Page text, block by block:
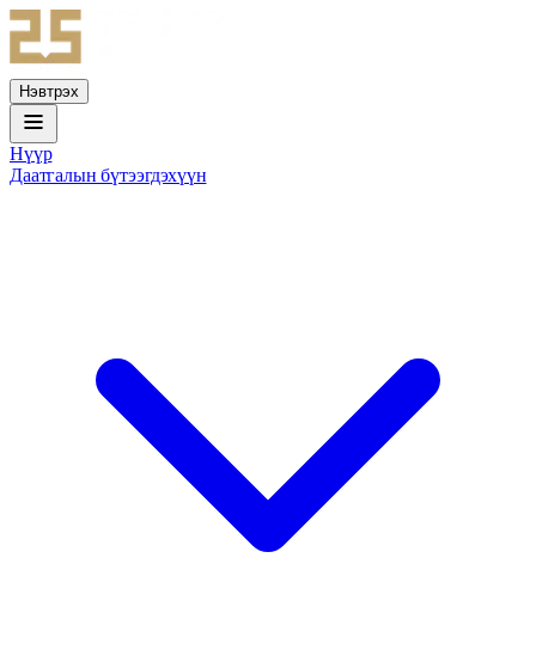
Нэвтрэх
Нүүр
Даатгалын бүтээгдэхүүн